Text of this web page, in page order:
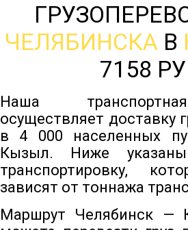
ЧЕЛЯБИНСКАВ
7158
Наша
осуществляет доставку
в 4 000 населенных
Кызыл. Ниже
транспортировку,
зависят от тоннажа
Маршрут Челябинск —